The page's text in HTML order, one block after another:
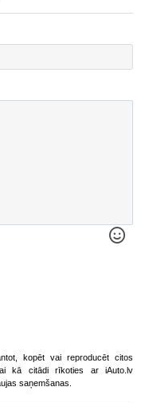
kopēt vai reproducēt citos
kā citādi rīkoties ar iAuto.lv
saņemšanas.